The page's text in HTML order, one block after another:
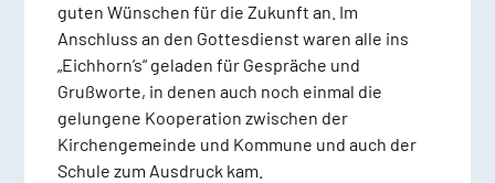
guten Wünschen für die Zukunft an. Im
Anschluss an den Gottesdienst waren alle ins
„Eichhorn’s“ geladen für Gespräche und
Grußworte, in denen auch noch einmal die
gelungene Kooperation zwischen der
Kirchengemeinde und Kommune und auch der
Schule zum Ausdruck kam.